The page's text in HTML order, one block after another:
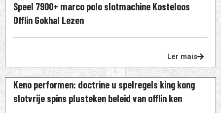
Speel 7900+ marco polo slotmachine Kosteloos
Offlin Gokhal Lezen
Ler mais
Keno performen: doctrine u spelregels king kong
slotvrije spins plusteken beleid van offlin ken